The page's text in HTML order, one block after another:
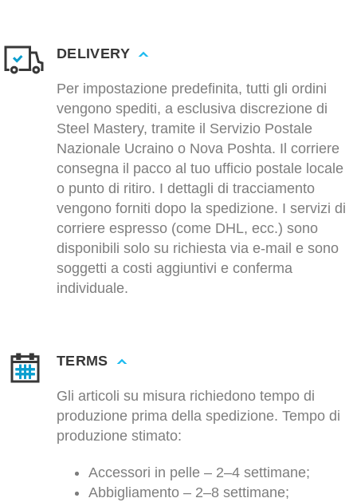
DELIVERY
Per impostazione predefinita, tutti gli ordini
vengono spediti, a esclusiva discrezione di
Steel Mastery, tramite il Servizio Postale
Nazionale Ucraino o Nova Poshta. Il corriere
consegna il pacco al tuo ufficio postale locale
o punto di ritiro. I dettagli di tracciamento
vengono forniti dopo la spedizione. I servizi di
corriere espresso (come DHL, ecc.) sono
disponibili solo su richiesta via e-mail e sono
soggetti a costi aggiuntivi e conferma
individuale.
TERMS
Gli articoli su misura richiedono tempo di
produzione prima della spedizione. Tempo di
produzione stimato:
Accessori in pelle – 2–4 settimane;
Abbigliamento – 2–8 settimane;